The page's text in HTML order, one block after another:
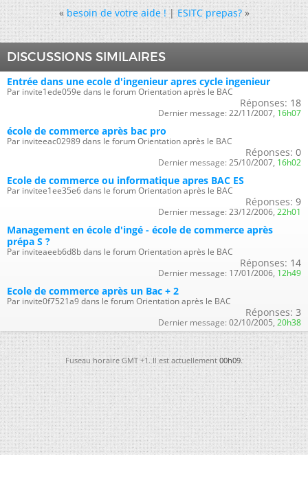
« besoin de votre aide !|ESITC prepas? »
DISCUSSIONS SIMILAIRES
Entrée dans une ecole d'ingenieur apres cycle ingenieur
Par invite1ede059e dans le forum Orientation après le BAC
Réponses: 18
Dernier message: 22/11/2007, 16h07
école de commerce après bac pro
Par inviteeac02989 dans le forum Orientation après le BAC
Réponses: 0
Dernier message: 25/10/2007, 16h02
Ecole de commerce ou informatique apres BAC ES
Par invitee1ee35e6 dans le forum Orientation après le BAC
Réponses: 9
Dernier message: 23/12/2006, 22h01
Management en école d'ingé - école de commerce après
prépa S ?
Par inviteaeeb6d8b dans le forum Orientation après le BAC
Réponses: 14
Dernier message: 17/01/2006, 12h49
Ecole de commerce après un Bac + 2
Par invite0f7521a9 dans le forum Orientation après le BAC
Réponses: 3
Dernier message: 02/10/2005, 20h38
Fuseau horaire GMT +1. Il est actuellement00h09.